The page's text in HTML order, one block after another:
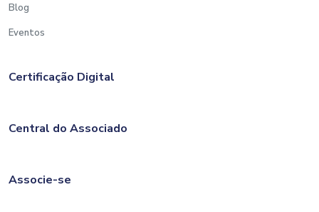
Blog
Eventos
Certificação Digital
Central do Associado
Associe-se